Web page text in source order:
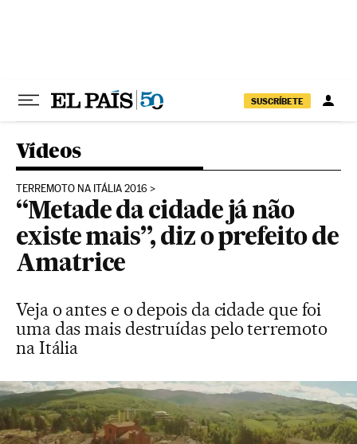
SUSCRÍBETE
Vídeos
TERREMOTO NA ITÁLIA 2016
“Metade da cidade já não
existe mais”, diz o prefeito de
Amatrice
Veja o antes e o depois da cidade que foi
uma das mais destruídas pelo terremoto
na Itália